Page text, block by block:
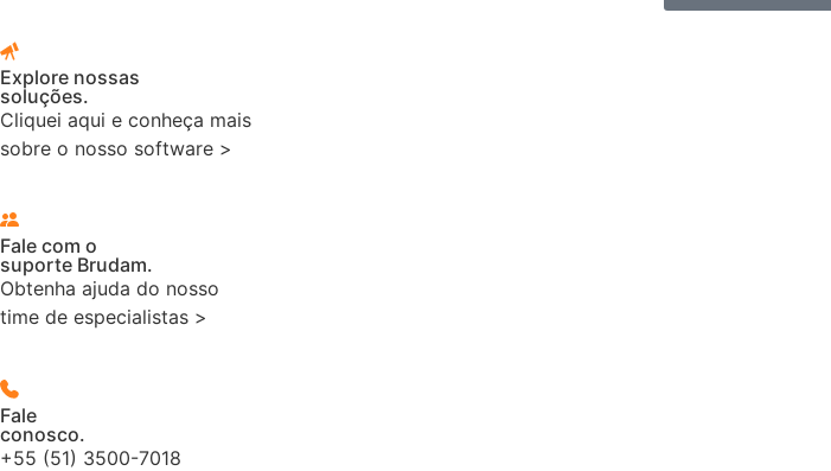
Explore nossas
soluções.
Cliquei aqui e conheça mais
sobre o nosso software >
Fale com o
suporte Brudam.
Obtenha ajuda do nosso
time de especialistas >
Fale
conosco.
+55 (51) 3500-7018